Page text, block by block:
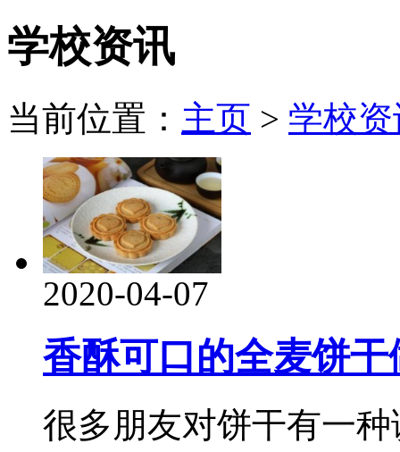
学校资讯
当前位置： 主页 > 学校
2020-04-07
香酥可口的全麦饼干
很多朋友对饼干有一